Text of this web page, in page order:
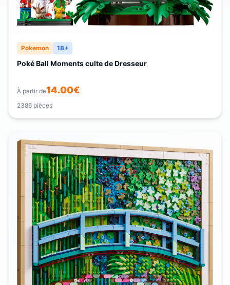
Pokemon 18+
Poké Ball Moments culte de Dresseur
À partir de14.00€
2386 pièces